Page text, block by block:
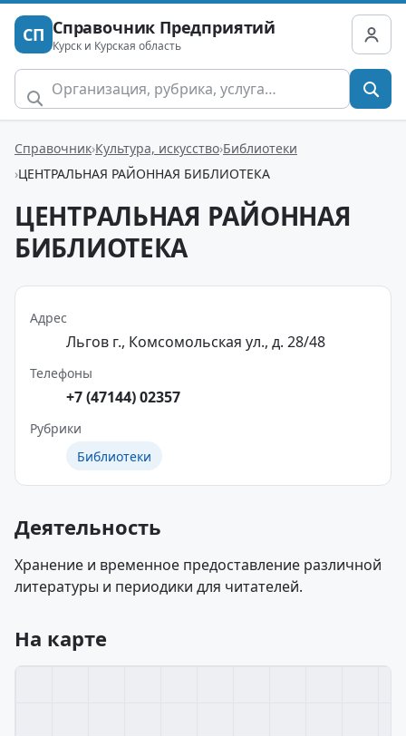
СП Справочник Предприятий
Курск и Курская область
Справочник Культура, искусство Библиотеки
ЦЕНТРАЛЬНАЯ РАЙОННАЯ БИБЛИОТЕКА
ЦЕНТРАЛЬНАЯ РАЙОННАЯ
БИБЛИОТЕКА
Адрес
Льгов г., Комсомольская ул., д. 28/48
Телефоны
+7 (47144) 02357
Рубрики
Библиотеки
Деятельность
Хранение и временное предоставление различной
литературы и периодики для читателей.
На карте